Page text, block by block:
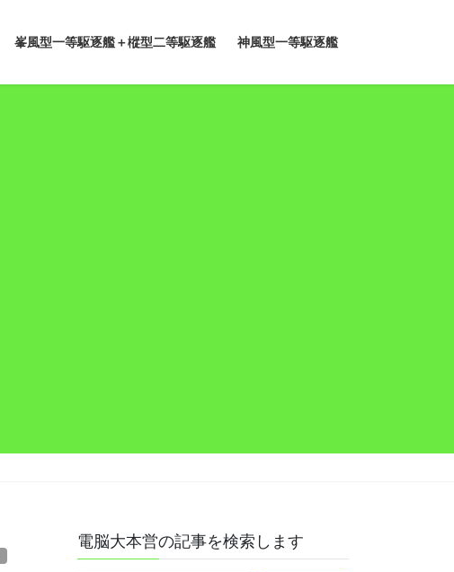
峯風型一等駆逐艦＋樅型二等駆逐艦 神風型一等駆逐艦
電脳大本営の記事を検索します